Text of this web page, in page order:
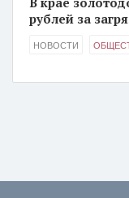
рублей за
НОВОСТИ